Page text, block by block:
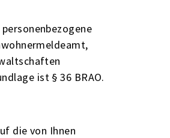
ist § 36 BRAO.
die von Ihnen